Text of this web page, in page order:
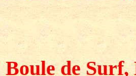
Boule de Surf,